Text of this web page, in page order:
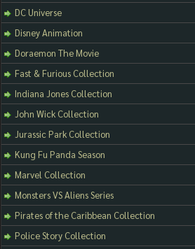
DC Universe
Disney Animation
Doraemon The Movie
Fast & Furious Collection
Indiana Jones Collection
John Wick Collection
Jurassic Park Collection
Kung Fu Panda Season
Marvel Collection
Monsters VS Aliens Series
Pirates of the Caribbean Collection
Police Story Collection